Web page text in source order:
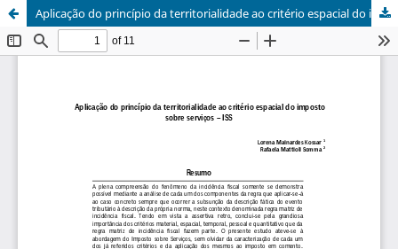
Aplicação do princípio da territorialidade ao critério espacial do imposto sobre serviços - ISS